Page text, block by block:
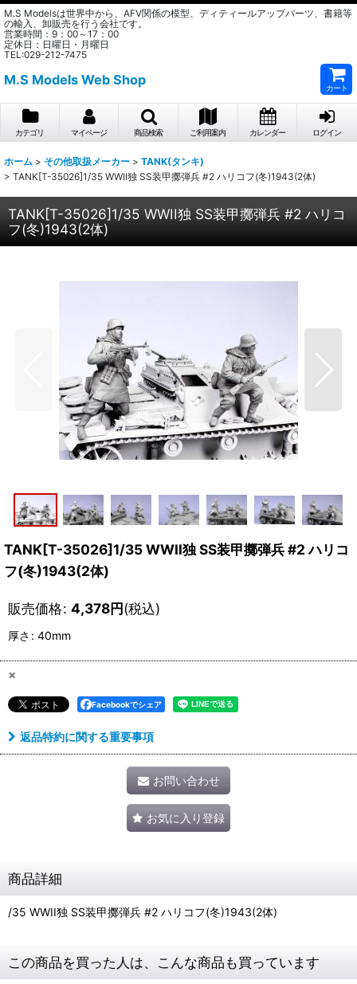
M.S Modelsは世界中から、AFV関係の模型、ディティールアップパーツ、書籍等
の輸入、卸販売を行う会社です。
営業時間：9：00～17：00
定休日：日曜日・月曜日
TEL:029-212-7475
M.S Models Web Shop
カート
カテゴリ マイページ 商品検索 ご利用案内 カレンダー ログイン
ホーム > その他取扱メーカー > TANK(タンキ)
> TANK[T-35026]1/35 WWII独 SS装甲擲弾兵 #2 ハリコフ(冬)1943(2体)
TANK[T-35026]1/35 WWII独 SS装甲擲弾兵 #2 ハリコ
フ(冬)1943(2体)
TANK[T-35026]1/35 WWII独 SS装甲擲弾兵 #2 ハリコ
フ(冬)1943(2体)
販売価格: 4,378円(税込)
厚さ : 40mm
×
Facebookでシェア
返品特約に関する重要事項
お問い合わせ
お気に入り登録
商品詳細
/35 WWII独 SS装甲擲弾兵 #2 ハリコフ(冬)1943(2体)
この商品を買った人は、こんな商品も買っています